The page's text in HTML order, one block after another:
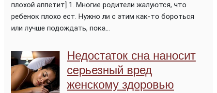
плохой аппетит] 1. Многие родители жалуются, что
ребенок плохо ест. Нужно ли с этим как-то бороться
или лучше подождать, пока...
Недостаток сна наносит
серьезный вред
женскому здоровью